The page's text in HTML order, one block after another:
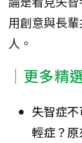
用創意與長
人。
│更多精
失智症
輕症？原